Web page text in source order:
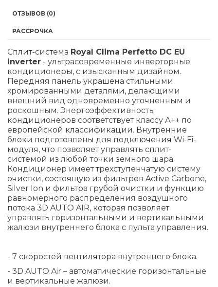
ОТЗЫВОВ (0)
РАССРОЧКА
Сплит-система Royal Clima Perfetto DC EU
Inverter - ультрасовременные инверторные
кондиционеры, с изысканным дизайном.
Передняя панель украшена стильными
хромированными деталями, делающими
внешний вид одновременно уточненным и
роскошным. Энергоэффективность
кондиционеров соответствует классу А++ по
европейской классификации. Внутренние
блоки подготовлены для подключения Wi-Fi-
модуля, что позволяет управлять сплит-
системой из любой точки земного шара.
Кондиционер имеет трехступенчатую систему
очистки, состоящую из фильтров Active Carbone,
Silver Ion и фильтра грубой очистки и функцию
равномерного распределения воздушного
потока 3D AUTO AIR, которая позволяет
управлять горизонтальными и вертикальными
жалюзи внутреннего блока с пульта управления.
- 7 скоростей вентилятора внутреннего блока.
- 3D AUTO Air – автоматические горизонтальные
и вертикальные жалюзи.